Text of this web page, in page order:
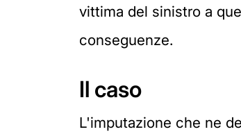
vittima del sinistro a
conseguenze.
Il caso
L'imputazione che ne